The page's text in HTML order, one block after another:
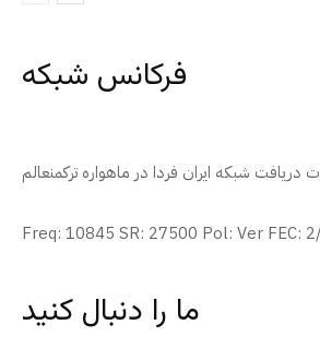
فرکانس شبکه
Freq: 10845 SR: 27500 Pol: Ver FEC:
ما را دنبال کنید